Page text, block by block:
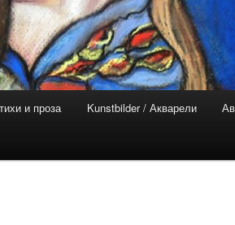
и проза Kunstbilder / Акварели